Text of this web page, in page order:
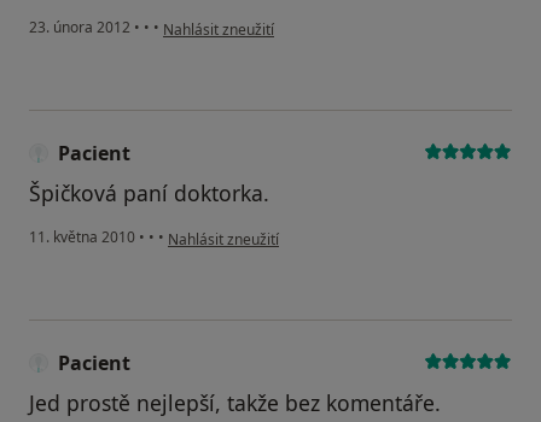
23. února 2012 • • • podle názoru uživatele Váš účet byl odstraněn
Nahlásit zneužití
Pacient
Špičková paní doktorka.
11. května 2010 • • • podle názoru uživatele Pacient
Nahlásit zneužití
Pacient
Jed prostě nejlepší, takže bez komentáře.